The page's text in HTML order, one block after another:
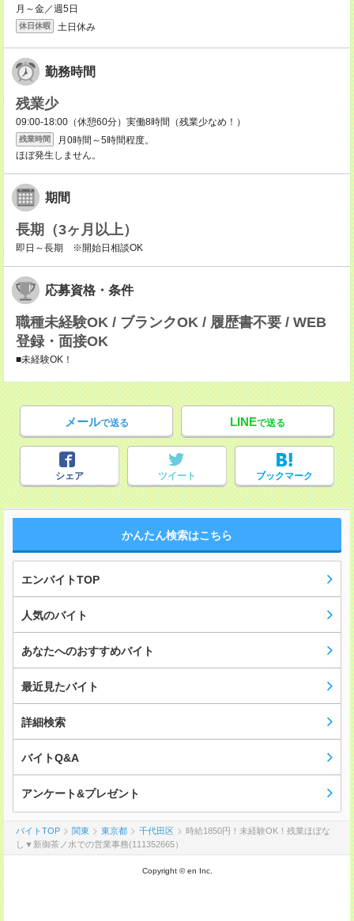
月～金／週5日
休日休暇 土日休み
勤務時間
残業少
09:00-18:00（休憩60分）実働8時間（残業少なめ！）
残業時間
月0時間～5時間程度。
ほぼ発生しません。
期間
長期（3ヶ月以上）
即日～長期 ※開始日相談OK
応募資格・条件
職種未経験OK / ブランクOK / 履歴書不要 / WEB
登録・面接OK
■未経験OK！
メールで送る LINEで送る
シェア ツイート ブックマーク
かんたん検索はこちら
エンバイトTOP
人気のバイト
あなたへのおすすめバイト
最近見たバイト
詳細検索
バイトQ&A
アンケート&プレゼント
バイトTOP 関東 東京都 千代田区
時給1850円！未経験OK！残業ほぼな
し▼新御茶ノ水での営業事務(111352665）
Copyright © en Inc.